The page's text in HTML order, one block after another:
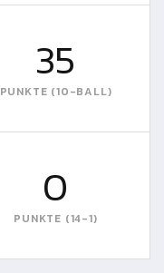
35
PUNKTE (10-BALL)
0
PUNKTE (14-1)